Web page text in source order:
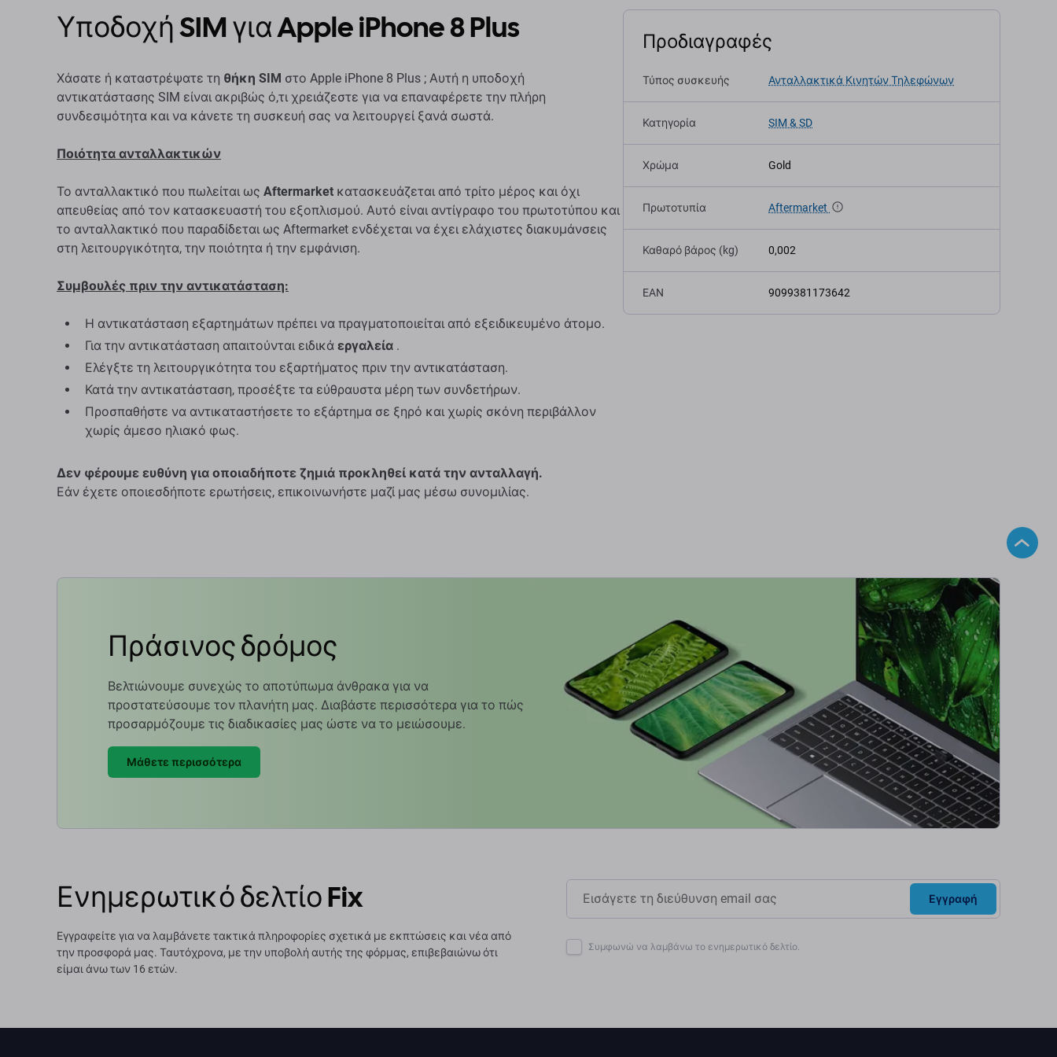
Υποδοχή SIM για Apple iPhone 8 Plus
Χάσατε ή καταστρέψατε τη θήκη SIM στο Apple iPhone 8 Plus ; Αυτή η υποδοχή
αντικατάστασης SIM είναι ακριβώς ό,τι χρειάζεστε για να επαναφέρετε την πλήρη
συνδεσιμότητα και να κάνετε τη συσκευή σας να λειτουργεί ξανά σωστά.
Ποιότητα ανταλλακτικών
Το ανταλλακτικό που πωλείται ως Aftermarket κατασκευάζεται από τρίτο μέρος και όχι
απευθείας από τον κατασκευαστή του εξοπλισμού. Αυτό είναι αντίγραφο του πρωτοτύπου και
το ανταλλακτικό που παραδίδεται ως Aftermarket ενδέχεται να έχει ελάχιστες διακυμάνσεις
στη λειτουργικότητα, την ποιότητα ή την εμφάνιση.
Συμβουλές πριν την αντικατάσταση:
Η αντικατάσταση εξαρτημάτων πρέπει να πραγματοποιείται από εξειδικευμένο άτομο.
Για την αντικατάσταση απαιτούνται ειδικά εργαλεία .
Ελέγξτε τη λειτουργικότητα του εξαρτήματος πριν την αντικατάσταση.
Κατά την αντικατάσταση, προσέξτε τα εύθραυστα μέρη των συνδετήρων.
Προσπαθήστε να αντικαταστήσετε το εξάρτημα σε ξηρό και χωρίς σκόνη περιβάλλον
χωρίς άμεσο ηλιακό φως.
Δεν φέρουμε ευθύνη για οποιαδήποτε ζημιά προκληθεί κατά την ανταλλαγή.
Εάν έχετε οποιεσδήποτε ερωτήσεις, επικοινωνήστε μαζί μας μέσω συνομιλίας.
Προδιαγραφές
Τύπος συσκευής Ανταλλακτικά Κινητών Τηλεφώνων
Κατηγορία SIM & SD
Χρώμα Gold
Πρωτοτυπία Aftermarket
Καθαρό βάρος (kg) 0,002
EAN 9099381173642
Πράσινος δρόμος
Βελτιώνουμε συνεχώς το αποτύπωμα άνθρακα για να
προστατεύσουμε τον πλανήτη μας. Διαβάστε περισσότερα για το πώς
προσαρμόζουμε τις διαδικασίες μας ώστε να το μειώσουμε.
Μάθετε περισσότερα
Ενημερωτικό δελτίο Fix
Εγγραφείτε για να λαμβάνετε τακτικά πληροφορίες σχετικά με εκπτώσεις και νέα από
την προσφορά μας. Ταυτόχρονα, με την υποβολή αυτής της φόρμας, επιβεβαιώνω ότι
είμαι άνω των 16 ετών.
Εγγραφή
Συμφωνώ να λαμβάνω το ενημερωτικό δελτίο.